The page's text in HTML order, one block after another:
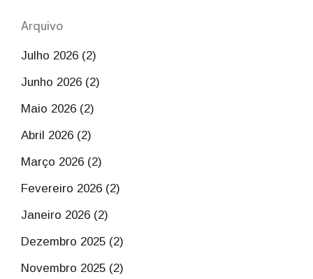
Arquivo
Julho 2026 (2)
Junho 2026 (2)
Maio 2026 (2)
Abril 2026 (2)
Março 2026 (2)
Fevereiro 2026 (2)
Janeiro 2026 (2)
Dezembro 2025 (2)
Novembro 2025 (2)